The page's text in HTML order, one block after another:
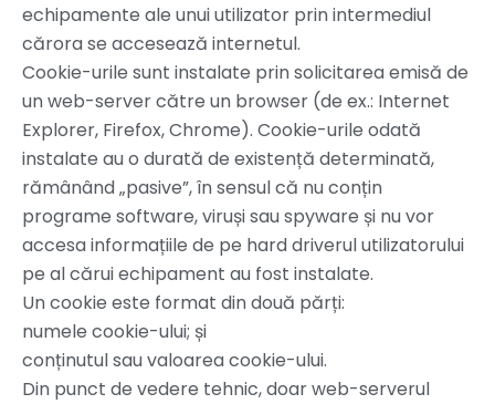
echipamente ale unui utilizator prin intermediul
cărora se accesează internetul.
Cookie-urile sunt instalate prin solicitarea emisă de
un web-server către un browser (de ex.: Internet
Explorer, Firefox, Chrome). Cookie-urile odată
instalate au o durată de existență determinată,
rămânând „pasive”, în sensul că nu conțin
programe software, viruși sau spyware și nu vor
accesa informațiile de pe hard driverul utilizatorului
pe al cărui echipament au fost instalate.
Un cookie este format din două părți:
numele cookie-ului; și
conținutul sau valoarea cookie-ului.
Din punct de vedere tehnic, doar web-serverul